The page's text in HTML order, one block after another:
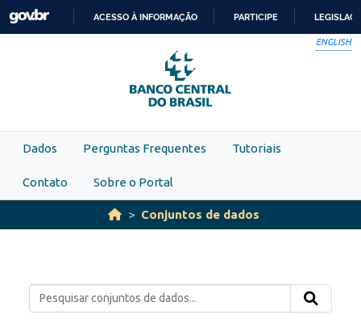
Skip to main content
PARA
O
CONTEÚDO
ACESSO À INFORMAÇÃO PARTICIPE
ENGLISH
Dados Perguntas Frequentes Tutoriais
Contato Sobre o Portal
Conjuntos de dados